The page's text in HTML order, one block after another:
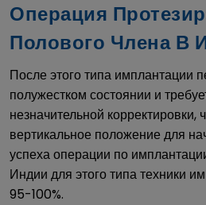
Операция
Полового Члена В
После этого типа имплантации
полужестком состоянии и
незначительной корректировки,
вертикальное положение для
успеха операции по
Индии для этого типа техники
95-100%.